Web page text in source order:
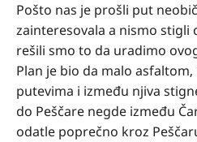
Pošto nas je prošli put
zainteresovala a nismo stigli
rešili smo to da uradimo
Plan je bio da malo
putevima i između njiva
do Peščare negde između
odatle poprečno kroz